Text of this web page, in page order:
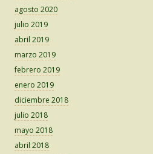
agosto 2020
julio 2019
abril 2019
marzo 2019
febrero 2019
enero 2019
diciembre 2018
julio 2018
mayo 2018
abril 2018